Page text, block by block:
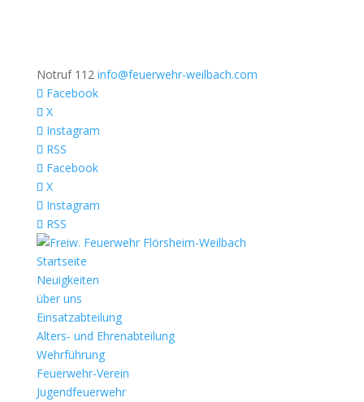
Notruf 112 info@feuerwehr-weilbach.com
Facebook
X
Instagram
RSS
Facebook
X
Instagram
RSS
Startseite
Neuigkeiten
über uns
Einsatzabteilung
Alters- und Ehrenabteilung
Wehrführung
Feuerwehr-Verein
Jugendfeuerwehr